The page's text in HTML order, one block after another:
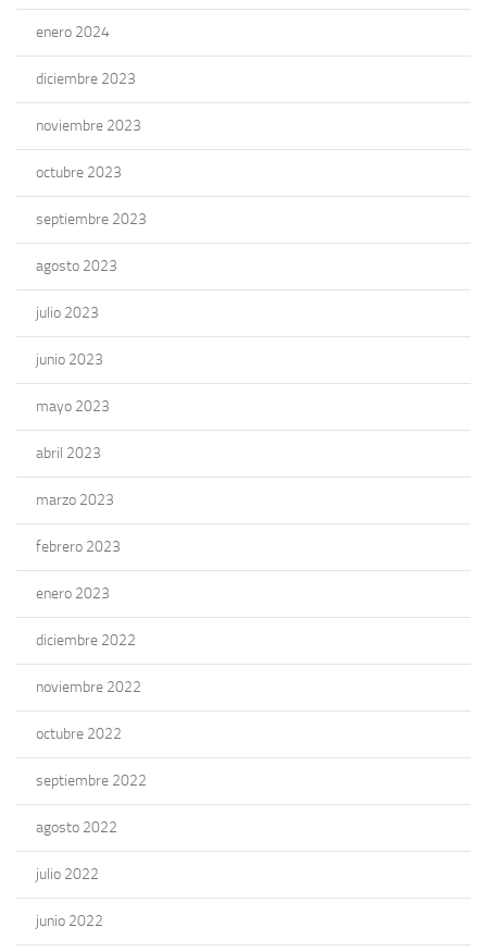
enero 2024
diciembre 2023
noviembre 2023
octubre 2023
septiembre 2023
agosto 2023
julio 2023
junio 2023
mayo 2023
abril 2023
marzo 2023
febrero 2023
enero 2023
diciembre 2022
noviembre 2022
octubre 2022
septiembre 2022
agosto 2022
julio 2022
junio 2022